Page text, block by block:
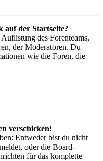
auf der Startseite?
des Forenteams,
der Moderatoren. Du
wie die Foren, die
verschicken!
Entweder bist du nicht
oder die Board-
für das komplette